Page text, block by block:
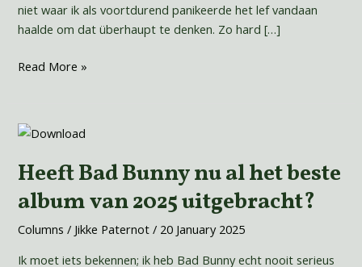
niet waar ik als voortdurend panikeerde het lef vandaan
haalde om dat überhaupt te denken. Zo hard […]
Read More »
Heeft Bad Bunny nu al het beste
album van 2025 uitgebracht?
Columns / Jikke Paternot/ 20 January 2025
Ik moet iets bekennen; ik heb Bad Bunny echt nooit serieus
Heeft
Bunny
al
het